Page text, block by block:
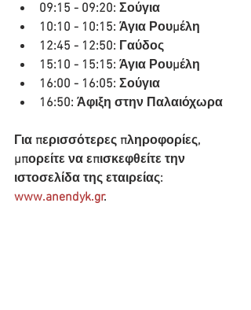
09:15 - 09:20: Σούγια
10:10 - 10:15: Άγια Ρουμέλη
12:45 - 12:50: Γαύδος
15:10 - 15:15: Άγια Ρουμέλη
16:00 - 16:05: Σούγια
16:50: Άφιξη στην Παλαιόχωρα
Για περισσότερες πληροφορίες,
μπορείτε να επισκεφθείτε την
ιστοσελίδα της εταιρείας:
www.anendyk.gr.